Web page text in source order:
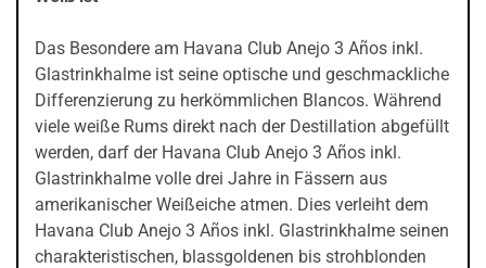
Das Besondere am Havana Club Anejo 3 Años inkl.
Glastrinkhalme ist seine optische und geschmackliche
Differenzierung zu herkömmlichen Blancos. Während
viele weiße Rums direkt nach der Destillation abgefüllt
werden, darf der Havana Club Anejo 3 Años inkl.
Glastrinkhalme volle drei Jahre in Fässern aus
amerikanischer Weißeiche atmen. Dies verleiht dem
Havana Club Anejo 3 Años inkl. Glastrinkhalme seinen
charakteristischen, blassgoldenen bis strohblonden